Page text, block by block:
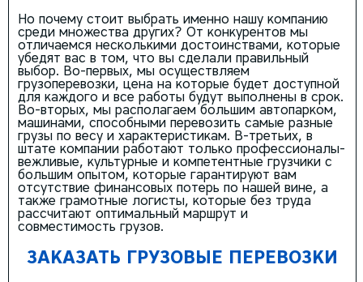
Но почему стоит выбрать именно нашу компанию
среди множества других? От конкурентов мы
отличаемся несколькими достоинствами, которые
убедят вас в том, что вы сделали правильный
выбор. Во-первых, мы осуществляем
грузоперевозки, цена на которые будет доступной
для каждого и все работы будут выполнены в срок.
Во-вторых, мы располагаем большим автопарком,
машинами, способными перевозить самые разные
грузы по весу и характеристикам. В-третьих, в
штате компании работают только профессионалы-
вежливые, культурные и компетентные грузчики с
большим опытом, которые гарантируют вам
отсутствие финансовых потерь по нашей вине, а
также грамотные логисты, которые без труда
рассчитают оптимальный маршрут и
совместимость грузов.
ЗАКАЗАТЬ ГРУЗОВЫЕ ПЕРЕВОЗКИ